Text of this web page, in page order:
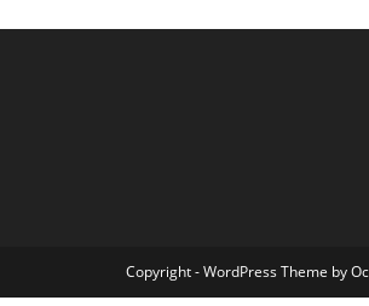
Copyright - WordPress Theme by